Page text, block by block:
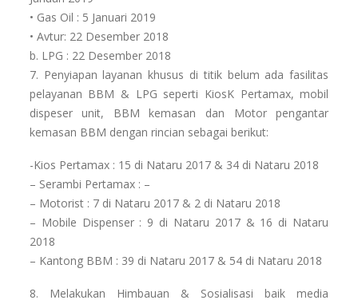
• Gas Oil ​: 5 Januari 2019
• Avtur​: 22 Desember 2018
b. LPG ​​: 22 Desember 2018
7. Penyiapan layanan khusus di titik belum ada fasilitas
pelayanan BBM & LPG seperti KiosK Pertamax, mobil
dispeser unit, BBM kemasan dan Motor pengantar
kemasan BBM dengan rincian sebagai berikut:
-Kios Pertamax : 15 di Nataru 2017 & 34 di Nataru 2018
– Serambi Pertamax : –
– Motorist : 7 di Nataru 2017 & 2 di Nataru 2018
– Mobile Dispenser : 9 di Nataru 2017 & 16 di Nataru
2018
– Kantong BBM : 39 di Nataru 2017 & 54 di Nataru 2018
8. Melakukan Himbauan & Sosialisasi baik media